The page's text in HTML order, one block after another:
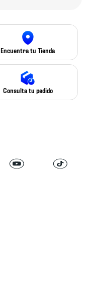
Encuentra tu Tienda
Consulta tu pedido